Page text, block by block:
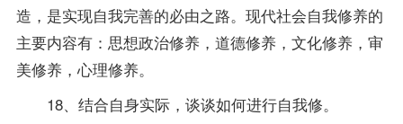
造，是实现自我完善的必由之路。现代社会自我修养的
主要内容有：思想政治修养，道德修养，文化修养，审
美修养，心理修养。
18、结合自身实际，谈谈如何进行自我修。